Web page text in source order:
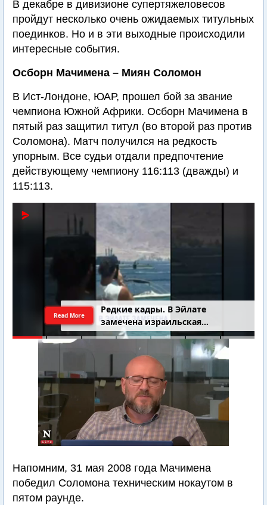
В декабре в дивизионе супертяжеловесов
пройдут несколько очень ожидаемых титульных
поединков. Но и в эти выходные происходили
интересные события.
Осборн Мачимена – Миян Соломон
В Ист-Лондоне, ЮАР, прошел бой за звание
чемпиона Южной Африки. Осборн Мачимена в
пятый раз защитил титул (во второй раз против
Соломона). Матч получился на редкость
упорным. Все судьи отдали предпочтение
действующему чемпиону 116:113 (дважды) и
115:113.
4-летний Юваль Коган найден
добровольцами
Read More
Напомним, 31 мая 2008 года Мачимена
победил Соломона техническим нокаутом в
пятом раунде.